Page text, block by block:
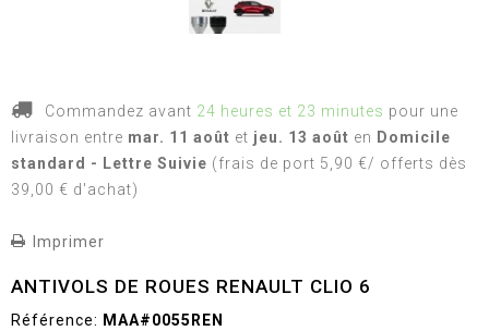
Commandez avant 24 heures et 23 minutes pour une
livraison entre mar. 11 août et jeu. 13 août en Domicile
standard - Lettre Suivie (frais de port 5,90 €/ offerts dès
39,00 € d'achat)
Imprimer
ANTIVOLS DE ROUES RENAULT CLIO 6
Référence: MAA#0055REN